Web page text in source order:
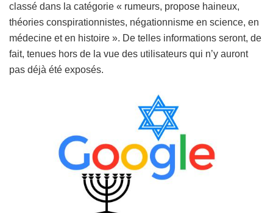
classé dans la catégorie « rumeurs, propose haineux,
théories conspirationnistes, négationnisme en science, en
médecine et en histoire ». De telles informations seront, de
fait, tenues hors de la vue des utilisateurs qui n’y auront
pas déjà été exposés.